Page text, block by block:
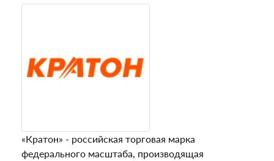
«Кратон» - российская торговая марка
федерального масштаба, производящая